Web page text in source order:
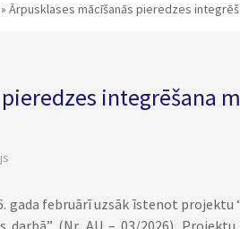
» Ārpusklases mācīšanās pieredzes
integrēšana
februārī uzsāk īstenot projektu
darbā” (Nr. AU – 03/2026).